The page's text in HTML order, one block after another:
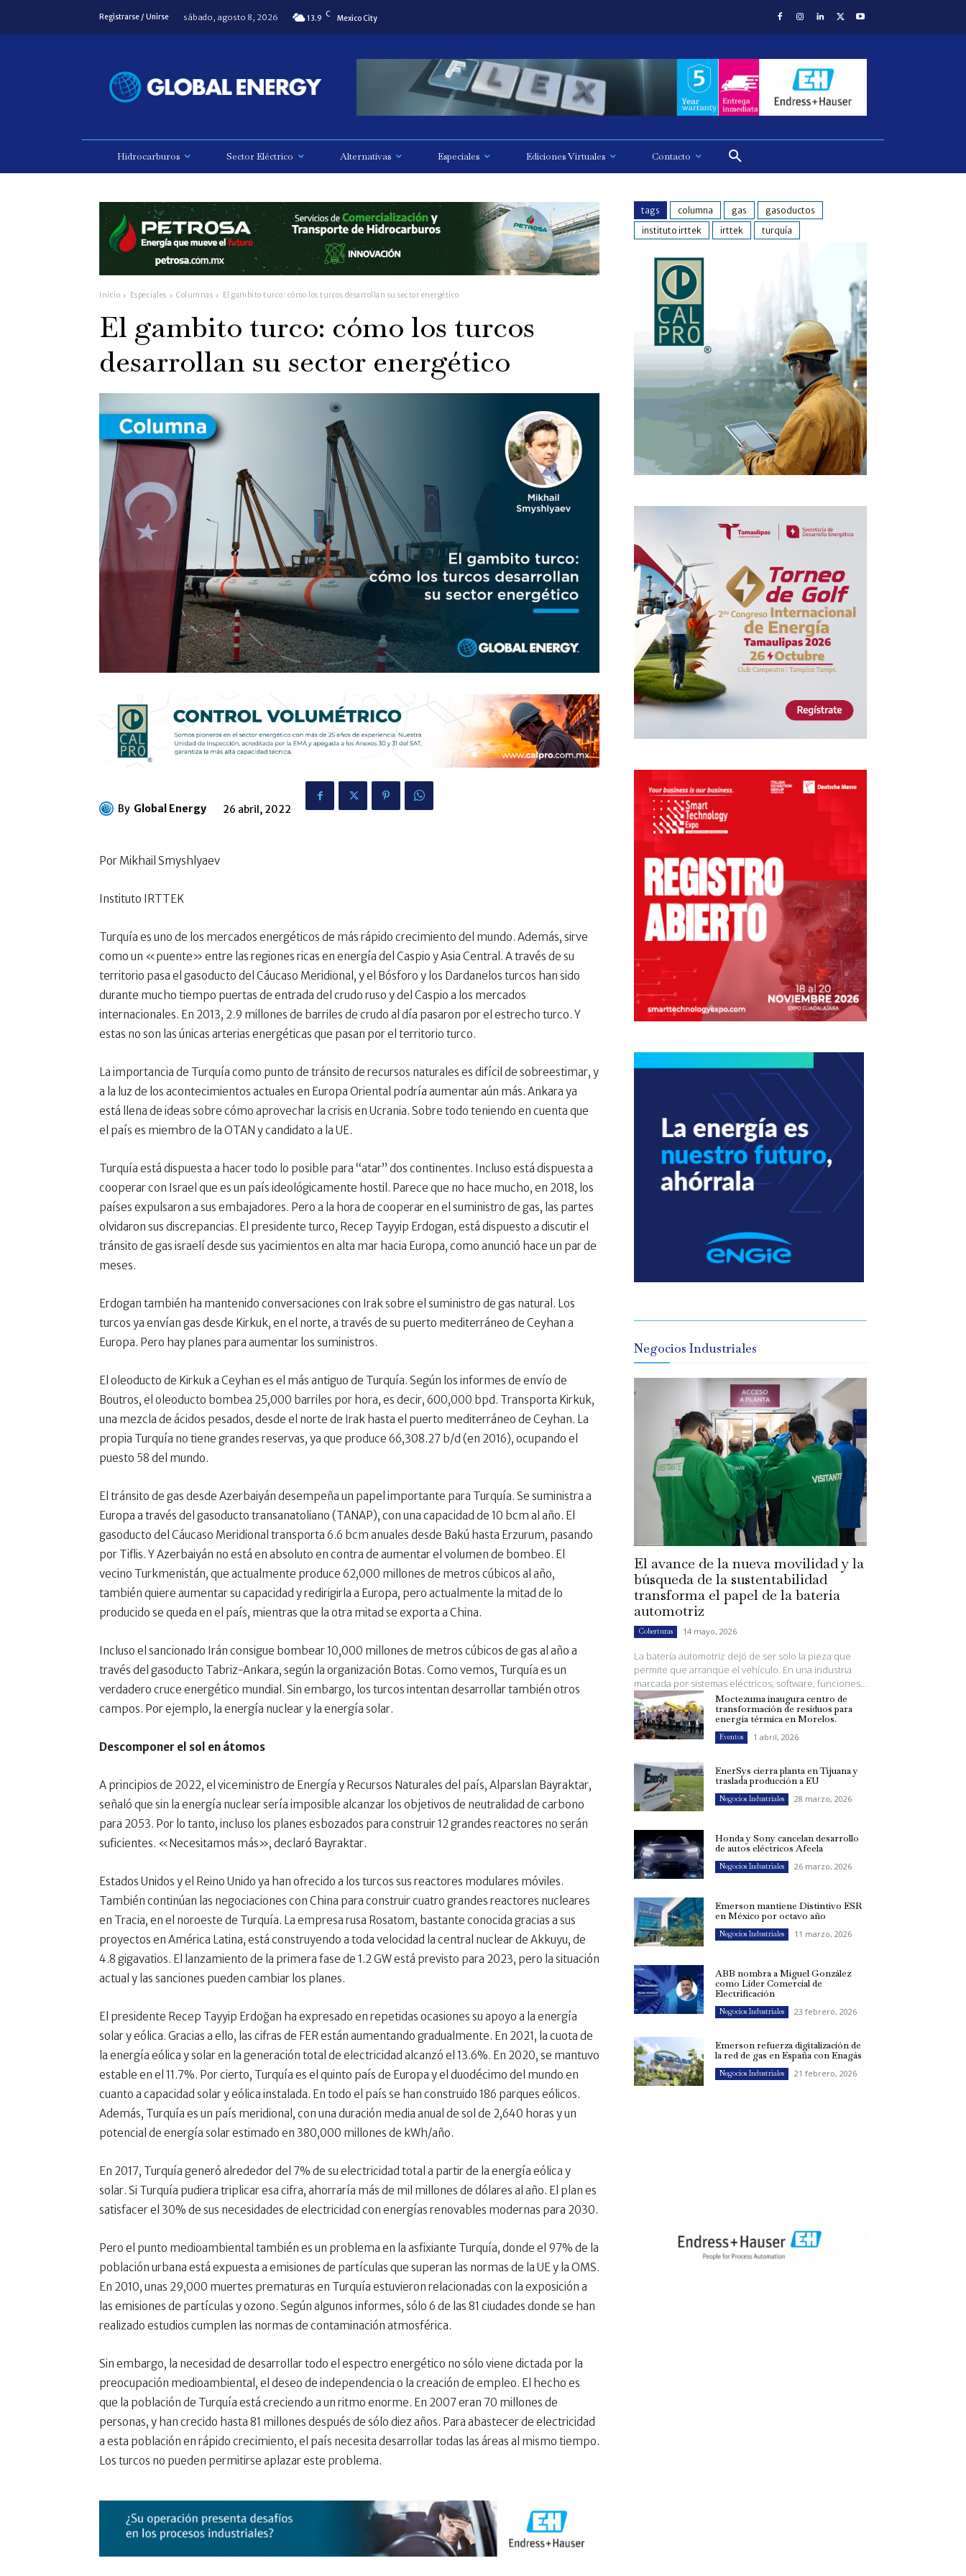
Registrarse / Unirse sábado, agosto 8, 2026 13.9 C Mexico City
Hidrocarburos Sector Eléctrico Alternativas Especiales Ediciones Virtuales Contacto
Inicio Especiales Columnas El gambito turco: cómo los turcos desarrollan su sector energético
El gambito turco: cómo los turcos
desarrollan su sector energético
By Global Energy 26 abril, 2022
Por Mikhail Smyshlyaev
Instituto IRTTEK
Turquía es uno de los mercados energéticos de más rápido crecimiento del mundo. Además, sirve
como un «puente» entre las regiones ricas en energía del Caspio y Asia Central. A través de su
territorio pasa el gasoducto del Cáucaso Meridional, y el Bósforo y los Dardanelos turcos han sido
durante mucho tiempo puertas de entrada del crudo ruso y del Caspio a los mercados
internacionales. En 2013, 2.9 millones de barriles de crudo al día pasaron por el estrecho turco. Y
estas no son las únicas arterias energéticas que pasan por el territorio turco.
La importancia de Turquía como punto de tránsito de recursos naturales es difícil de sobreestimar, y
a la luz de los acontecimientos actuales en Europa Oriental podría aumentar aún más. Ankara ya
está llena de ideas sobre cómo aprovechar la crisis en Ucrania. Sobre todo teniendo en cuenta que
el país es miembro de la OTAN y candidato a la UE.
Turquía está dispuesta a hacer todo lo posible para “atar” dos continentes. Incluso está dispuesta a
cooperar con Israel que es un país ideológicamente hostil. Parece que no hace mucho, en 2018, los
países expulsaron a sus embajadores. Pero a la hora de cooperar en el suministro de gas, las partes
olvidaron sus discrepancias. El presidente turco, Recep Tayyip Erdogan, está dispuesto a discutir el
tránsito de gas israelí desde sus yacimientos en alta mar hacia Europa, como anunció hace un par de
meses.
Erdogan también ha mantenido conversaciones con Irak sobre el suministro de gas natural. Los
turcos ya envían gas desde Kirkuk, en el norte, a través de su puerto mediterráneo de Ceyhan a
Europa. Pero hay planes para aumentar los suministros.
El oleoducto de Kirkuk a Ceyhan es el más antiguo de Turquía. Según los informes de envío de
Boutros, el oleoducto bombea 25,000 barriles por hora, es decir, 600,000 bpd. Transporta Kirkuk,
una mezcla de ácidos pesados, desde el norte de Irak hasta el puerto mediterráneo de Ceyhan. La
propia Turquía no tiene grandes reservas, ya que produce 66,308.27 b/d (en 2016), ocupando el
puesto 58 del mundo.
El tránsito de gas desde Azerbaiyán desempeña un papel importante para Turquía. Se suministra a
Europa a través del gasoducto transanatoliano (TANAP), con una capacidad de 10 bcm al año. El
gasoducto del Cáucaso Meridional transporta 6.6 bcm anuales desde Bakú hasta Erzurum, pasando
por Tiflis. Y Azerbaiyán no está en absoluto en contra de aumentar el volumen de bombeo. El
vecino Turkmenistán, que actualmente produce 62,000 millones de metros cúbicos al año,
también quiere aumentar su capacidad y redirigirla a Europa, pero actualmente la mitad de lo
producido se queda en el país, mientras que la otra mitad se exporta a China.
Incluso el sancionado Irán consigue bombear 10,000 millones de metros cúbicos de gas al año a
través del gasoducto Tabriz-Ankara, según la organización Botas. Como vemos, Turquía es un
verdadero cruce energético mundial. Sin embargo, los turcos intentan desarrollar también otros
campos. Por ejemplo, la energía nuclear y la energía solar.
Descomponer el sol en átomos
A principios de 2022, el viceministro de Energía y Recursos Naturales del país, Alparslan Bayraktar,
señaló que sin la energía nuclear sería imposible alcanzar los objetivos de neutralidad de carbono
para 2053. Por lo tanto, incluso los planes esbozados para construir 12 grandes reactores no serán
suficientes. «Necesitamos más», declaró Bayraktar.
Estados Unidos y el Reino Unido ya han ofrecido a los turcos sus reactores modulares móviles.
También continúan las negociaciones con China para construir cuatro grandes reactores nucleares
en Tracia, en el noroeste de Turquía. La empresa rusa Rosatom, bastante conocida gracias a sus
proyectos en América Latina, está construyendo a toda velocidad la central nuclear de Akkuyu, de
4.8 gigavatios. El lanzamiento de la primera fase de 1.2 GW está previsto para 2023, pero la situación
actual y las sanciones pueden cambiar los planes.
El presidente Recep Tayyip Erdoğan ha expresado en repetidas ocasiones su apoyo a la energía
solar y eólica. Gracias a ello, las cifras de FER están aumentando gradualmente. En 2021, la cuota de
la energía eólica y solar en la generación total de electricidad alcanzó el 13.6%. En 2020, se mantuvo
estable en el 11.7%. Por cierto, Turquía es el quinto país de Europa y el duodécimo del mundo en
cuanto a capacidad solar y eólica instalada. En todo el país se han construido 186 parques eólicos.
Además, Turquía es un país meridional, con una duración media anual de sol de 2,640 horas y un
potencial de energía solar estimado en 380,000 millones de kWh/año.
En 2017, Turquía generó alrededor del 7% de su electricidad total a partir de la energía eólica y
solar. Si Turquía pudiera triplicar esa cifra, ahorraría más de mil millones de dólares al año. El plan es
satisfacer el 30% de sus necesidades de electricidad con energías renovables modernas para 2030.
Pero el punto medioambiental también es un problema en la asfixiante Turquía, donde el 97% de la
población urbana está expuesta a emisiones de partículas que superan las normas de la UE y la OMS.
En 2010, unas 29,000 muertes prematuras en Turquía estuvieron relacionadas con la exposición a
las emisiones de partículas y ozono. Según algunos informes, sólo 6 de las 81 ciudades donde se han
realizado estudios cumplen las normas de contaminación atmosférica.
Sin embargo, la necesidad de desarrollar todo el espectro energético no sólo viene dictada por la
preocupación medioambiental, el deseo de independencia o la creación de empleo. El hecho es
que la población de Turquía está creciendo a un ritmo enorme. En 2007 eran 70 millones de
personas, y han crecido hasta 81 millones después de sólo diez años. Para abastecer de electricidad
a esta población en rápido crecimiento, el país necesita desarrollar todas las áreas al mismo tiempo.
Los turcos no pueden permitirse aplazar este problema.
tags columna gas
gasoductos
instituto irttek
irttek turquía
Negocios Industriales
El avance de la nueva movilidad y la
búsqueda de la sustentabilidad
transforma el papel de la batería
automotriz
Coberturas 14 mayo, 2026
La batería automotriz dejó de ser solo la pieza que
permite que arranque el vehículo. En una industria
marcada por sistemas eléctricos, software, funciones...
Moctezuma inaugura centro de
transformación de residuos para
energía térmica en Morelos.
Eventos 1 abril, 2026
EnerSys cierra planta en Tijuana y
traslada producción a EU
Negocios Industriales 28 marzo, 2026
Honda y Sony cancelan desarrollo
de autos eléctricos Afeela
Negocios Industriales 26 marzo, 2026
Emerson mantiene Distintivo ESR
en México por octavo año
Negocios Industriales 11 marzo, 2026
ABB nombra a Miguel González
como Líder Comercial de
Electrificación
Negocios Industriales 23 febrero, 2026
Emerson refuerza digitalización de
la red de gas en España con Enagás
Negocios Industriales 21 febrero, 2026